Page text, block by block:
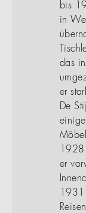
bis
in
das
er
De
er